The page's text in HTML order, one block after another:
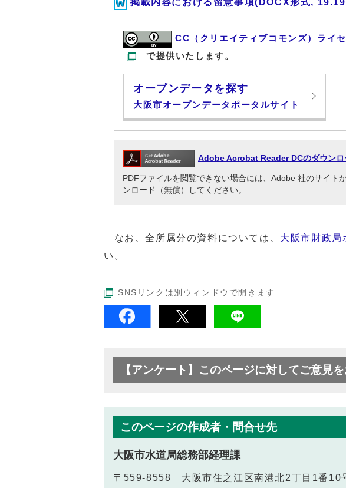
掲載内容における留意事項(DOCX形式,
CC（クリエイティブコモンズ）ライ
で提供いたします。
オープンデータを探す
大阪市オープンデータポータルサイト
Adobe Acrobat Reader DCのダウンロ
PDFファイルを閲覧できない場合には、Adobe 社のサイト
ンロード（無償）してください。
なお、全所属分の資料については、 大阪市財政局
い。
SNSリンクは別ウィンドウで開きます
【アンケート】このページに対してご意見
このページの作成者・問合せ先
大阪市水道局総務部経理課
〒559-8558 大阪市住之江区南港北2丁目1番